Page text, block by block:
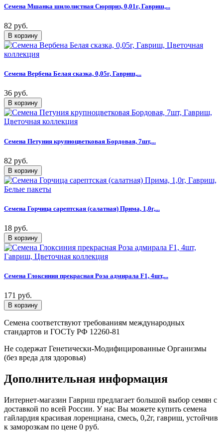
Семена Мшанка шилолистная Сюрприз, 0,01г, Гавриш,...
82 руб.
Семена Вербена Белая сказка, 0,05г, Гавриш,...
36 руб.
Семена Петуния крупноцветковая Бордовая, 7шт,...
82 руб.
Семена Горчица сарептская (салатная) Прима, 1,0г,...
18 руб.
Семена Глоксиния прекрасная Роза адмирала F1, 4шт,...
171 руб.
Семена соответствуют требованиям международных
стандартов и ГОСТу РФ 12260-81
Не содержат Генетически-Модифицированные Организмы
(без вреда для здоровья)
Дополнительная информация
Интернет-магазин Гавриш предлагает большой выбор семян с
доставкой по всей России. У нас Вы можете купить семена
гайлардия красивая лоренциана, смесь, 0,2г, гавриш, устойчив
к заморозкам по цене 0 руб.